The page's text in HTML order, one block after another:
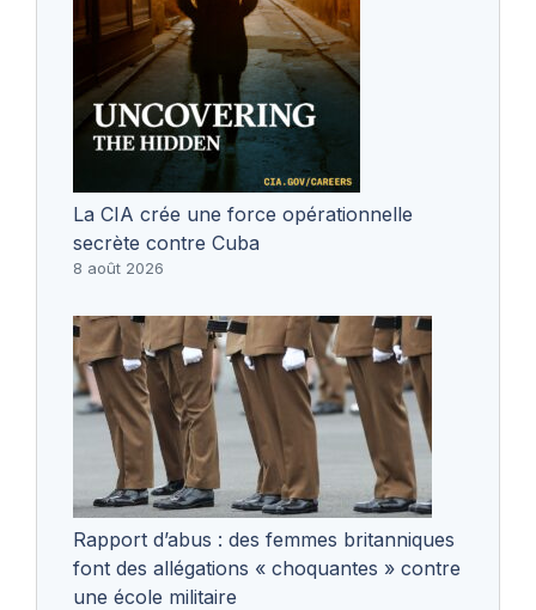
La CIA crée une force opérationnelle
secrète contre Cuba
8 août 2026
Rapport d’abus : des femmes britanniques
font des allégations « choquantes » contre
une école militaire